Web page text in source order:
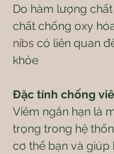
Do hàm lượng
chất chống oxy
nibs có liên quan
khỏe
Đặc tính chống
Viêm ngắn hạn là
trọng trong hệ
cơ thể bạn và giúp